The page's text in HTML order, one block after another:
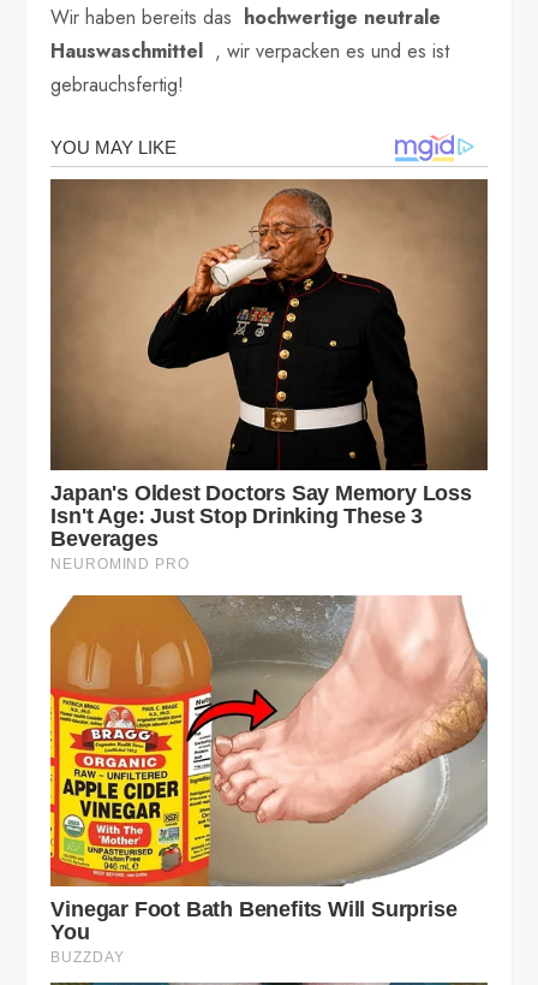
Wir haben bereits das hochwertige neutrale
Hauswaschmittel , wir verpacken es und es ist
gebrauchsfertig!